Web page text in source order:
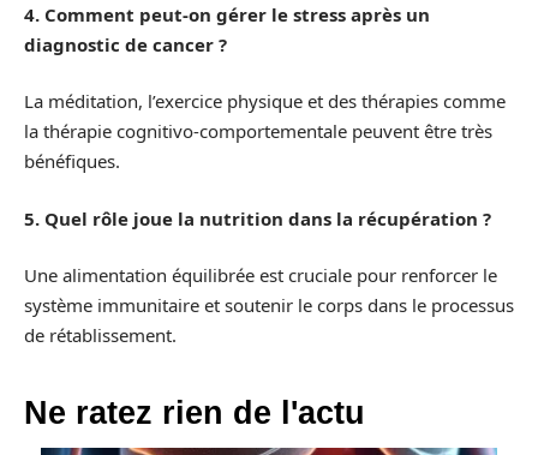
4. Comment peut-on gérer le stress après un
diagnostic de cancer ?
La méditation, l’exercice physique et des thérapies comme
la thérapie cognitivo-comportementale peuvent être très
bénéfiques.
5. Quel rôle joue la nutrition dans la récupération ?
Une alimentation équilibrée est cruciale pour renforcer le
système immunitaire et soutenir le corps dans le processus
de rétablissement.
Ne ratez rien de l'actu